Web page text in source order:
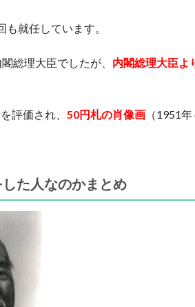
就任しています。
総理大臣でしたが、 内閣総理大臣よ
評価され、 50円札の肖像画 （1951
た人なのかまとめ